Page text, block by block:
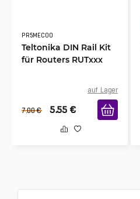
PR5MEC00
Teltonika DIN Rail Kit
für Routers RUTxxx
auf Lager
7.00 € 5.55 €